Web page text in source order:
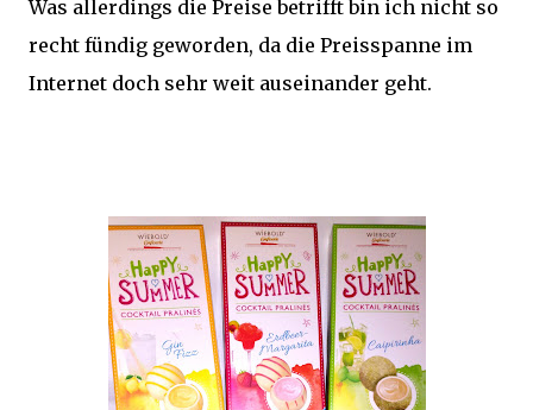
Was allerdings die Preise betrifft bin ich nicht so
recht fündig geworden, da die Preisspanne im
Internet doch sehr weit auseinander geht.